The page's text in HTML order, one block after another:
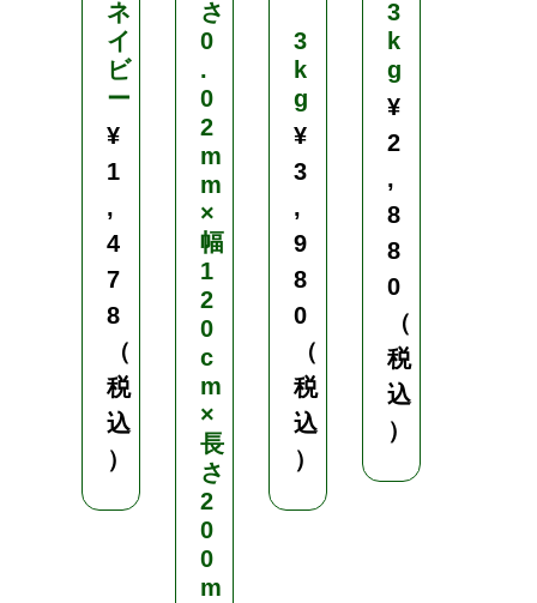
ネ
イ
ビ
ー
¥
1
,
4
7
8
（
税
込
）
さ
0
.
0
2
m
m
×
幅
1
2
0
c
m
×
長
さ
2
0
0
m
3
k
g
¥
3
,
9
8
0
（
税
込
）
3
k
g
¥
2
,
8
8
0
（
税
込
）